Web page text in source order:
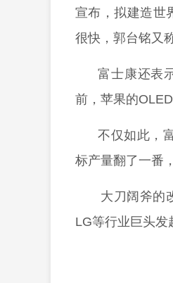
宣布，拟建造世
很快，郭台铭又
富士康还表
前，苹果的
不仅如此，
标产量翻了一番
大刀阔斧的
LG等行业巨头发